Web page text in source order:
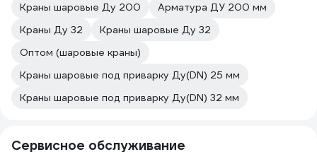
Краны шаровые Ду 200
Арматура ДУ 200 мм
Краны Ду 32
Краны шаровые Ду 32
Оптом (шаровые краны)
Краны шаровые под приварку Ду(DN) 25 мм
Краны шаровые под приварку Ду(DN) 32 мм
Сервисное обслуживание